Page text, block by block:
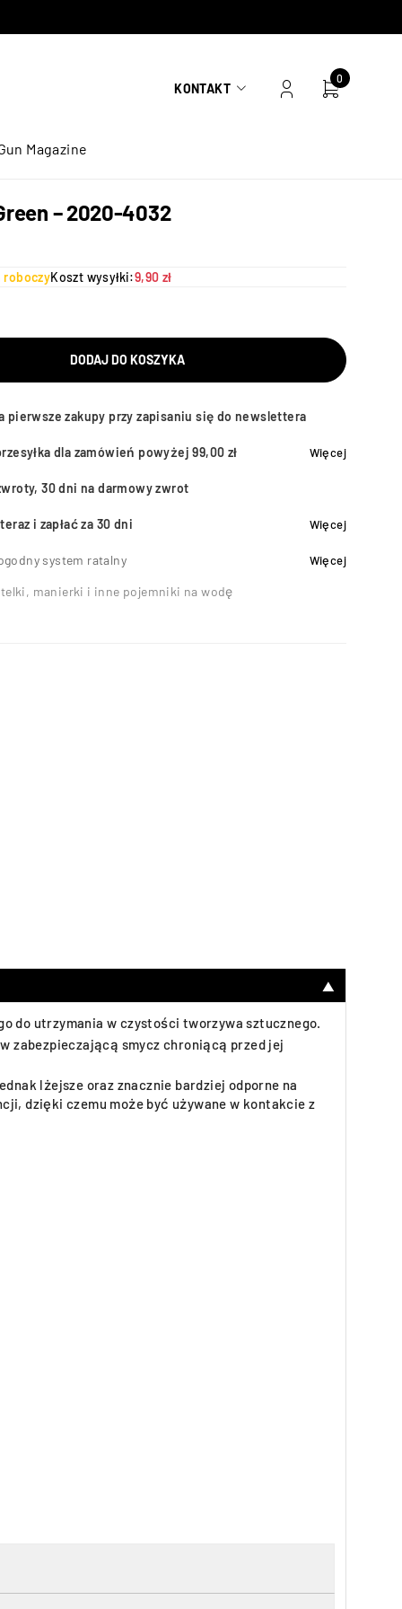
KONTAKT
0
Magazine
– 2020-4032
roboczyKoszt wysyłki:9,90 zł
DODAJ DO KOSZYKA
pierwsze zakupy przy zapisaniu się do newslettera
dla zamówień powyżej 99,00 zł Więcej
30 dni na darmowy zwrot
i zapłać za 30 dni Więcej
system ratalny Więcej
manierki i inne pojemniki na wodę
▼
do utrzymania w czystości tworzywa sztucznego.
zabezpieczającą smycz chroniącą przed jej
lżejsze oraz znacznie bardziej odporne na
dzięki czemu może być używane w kontakcie z